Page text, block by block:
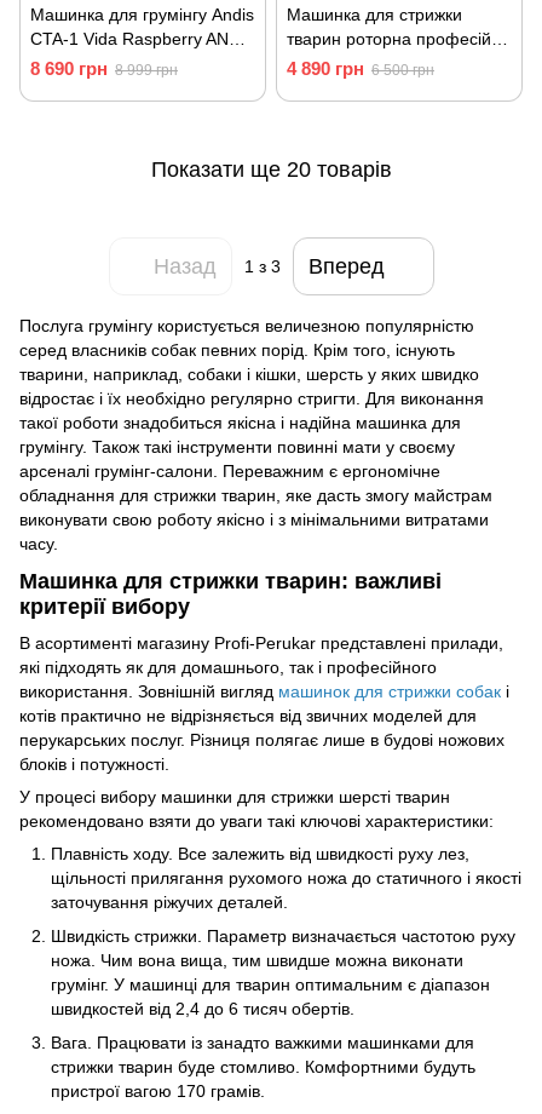
Машинка для грумінгу Andis
CTA-1 Vida Raspberry AN
79130
8 690 грн 8 999 грн
Машинка для стрижки
тварин роторна професійна
якісна Moser Max45 з
4 890 грн 6 500 грн
Показати ще 20 товарів
Назад 1 з 3 Вперед
Послуга грумінгу користується величезною популярністю
серед власників собак певних порід. Крім того, існують
тварини, наприклад, собаки і кішки, шерсть у яких швидко
відростає і їх необхідно регулярно стригти. Для виконання
такої роботи знадобиться якісна і надійна машинка для
грумінгу. Також такі інструменти повинні мати у своєму
арсеналі грумінг-салони. Переважним є ергономічне
обладнання для стрижки тварин, яке дасть змогу майстрам
виконувати свою роботу якісно і з мінімальними витратами
часу.
Машинка для стрижки тварин: важливі
критерії вибору
В асортименті магазину Profi-Perukar представлені прилади,
які підходять як для домашнього, так і професійного
використання. Зовнішній вигляд машинок для стрижки собак і
котів практично не відрізняється від звичних моделей для
перукарських послуг. Різниця полягає лише в будові ножових
блоків і потужності.
У процесі вибору машинки для стрижки шерсті тварин
рекомендовано взяти до уваги такі ключові характеристики:
Плавність ходу. Все залежить від швидкості руху лез,
щільності прилягання рухомого ножа до статичного і якості
заточування ріжучих деталей.
Швидкість стрижки. Параметр визначається частотою руху
ножа. Чим вона вища, тим швидше можна виконати
грумінг. У машинці для тварин оптимальним є діапазон
швидкостей від 2,4 до 6 тисяч обертів.
Вага. Працювати із занадто важкими машинками для
стрижки тварин буде стомливо. Комфортними будуть
пристрої вагою 170 грамів.